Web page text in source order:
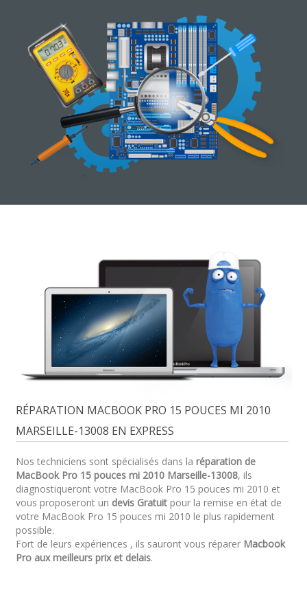
RÉPARATION MACBOOK PRO 15 POUCES MI 2010
MARSEILLE-13008 EN EXPRESS
Nos techniciens sont spécialisés dans la réparation de
MacBook Pro 15 pouces mi 2010 Marseille-13008, ils
diagnostiqueront votre MacBook Pro 15 pouces mi 2010 et
vous proposeront un devis Gratuitpour la remise en état de
votre MacBook Pro 15 pouces mi 2010 le plus rapidement
possible.
Fort de leurs expériences , ils sauront vous réparer Macbook
Pro aux meilleurs prix et delais.